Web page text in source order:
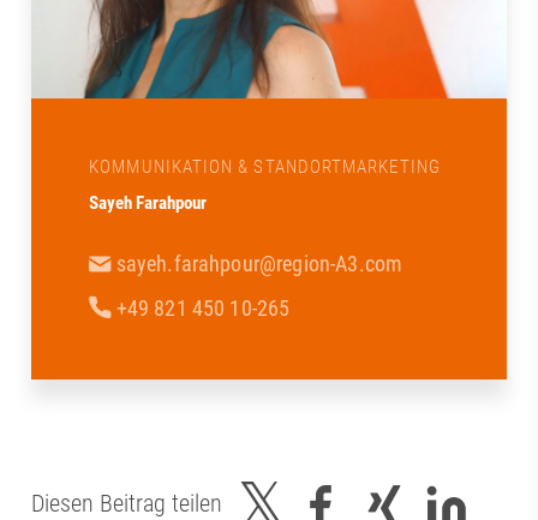
KOMMUNIKATION & STANDORTMARKETING
Sayeh Farahpour
sayeh.farahpour@region-A3.com
+49 821 450 10-265
Diesen Beitrag teilen